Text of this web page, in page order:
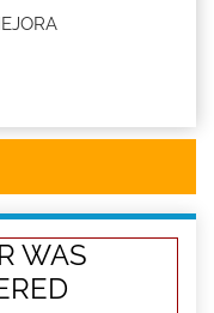
WAS